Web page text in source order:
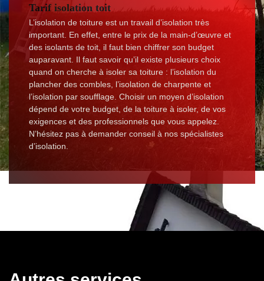
Tarif isolation toit
L’isolation de toiture est un travail d’isolation très
important. En effet, entre le prix de la main-d’œuvre et
des isolants de toit, il faut bien chiffrer son budget
auparavant. Il faut savoir qu’il existe plusieurs choix
quand on cherche à isoler sa toiture : l’isolation du
plancher des combles, l’isolation de charpente et
l’isolation par soufflage. Choisir un moyen d’isolation
dépend de votre budget, de la toiture à isoler, de vos
exigences et des professionnels que vous appelez.
N’hésitez pas à demander conseil à nos spécialistes
d’isolation.